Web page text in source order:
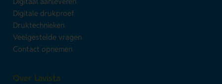
Digitale drukproef
Druktechnieken
Veelgestelde vragen
Contact opnemen
Over Lavista